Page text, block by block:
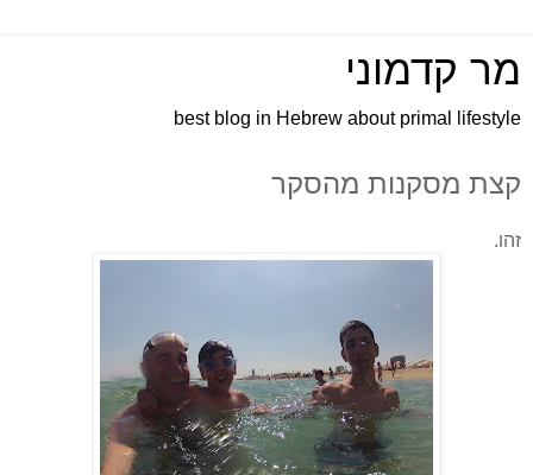
מר קדמוני
best blog in Hebrew about primal lifestyle
קצת מסקנות מהסקר
זהו.